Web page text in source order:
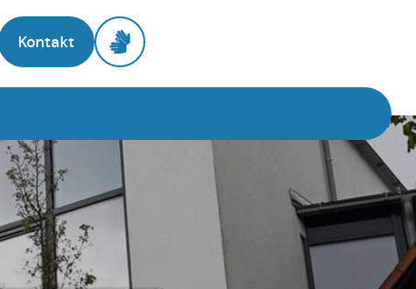
Kontakt